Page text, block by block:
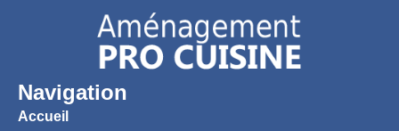
Navigation
Accueil